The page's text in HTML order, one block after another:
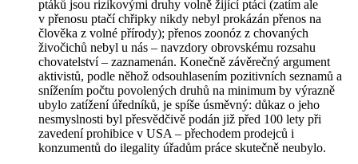
ptáků jsou rizikovými druhy volně žijící ptáci (zatím ale
v přenosu ptačí chřipky nikdy nebyl prokázán přenos na
člověka z volné přírody); přenos zoonóz z chovaných
živočichů nebyl u nás – navzdory obrovskému rozsahu
chovatelství – zaznamenán. Konečně závěrečný argument
aktivistů, podle něhož odsouhlasením pozitivních seznamů a
snížením počtu povolených druhů na minimum by výrazně
ubylo zatížení úředníků, je spíše úsměvný: důkaz o jeho
nesmyslnosti byl přesvědčivě podán již před 100 lety při
zavedení prohibice v USA – přechodem prodejců i
konzumentů do ilegality úřadům práce skutečně neubylo.